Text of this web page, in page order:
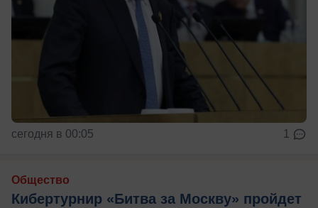
сегодня в 00:05 1
Общество
Кибертурнир «Битва за Москву» пройдет